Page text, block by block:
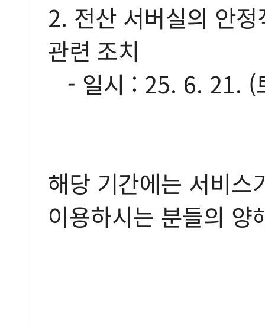
2. 전산 서버실의 안
관련 조치
- 일시 : 25. 6. 21. (
해당 기간에는 서비
이용하시는 분들의 양